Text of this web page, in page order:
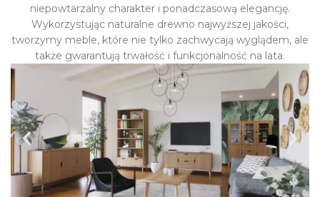
niepowtarzalny charakter i ponadczasową elegancję.
Wykorzystując naturalne drewno najwyższej jakości,
tworzymy meble, które nie tylko zachwycają wyglądem, ale
także gwarantują trwałość i funkcjonalność na lata.